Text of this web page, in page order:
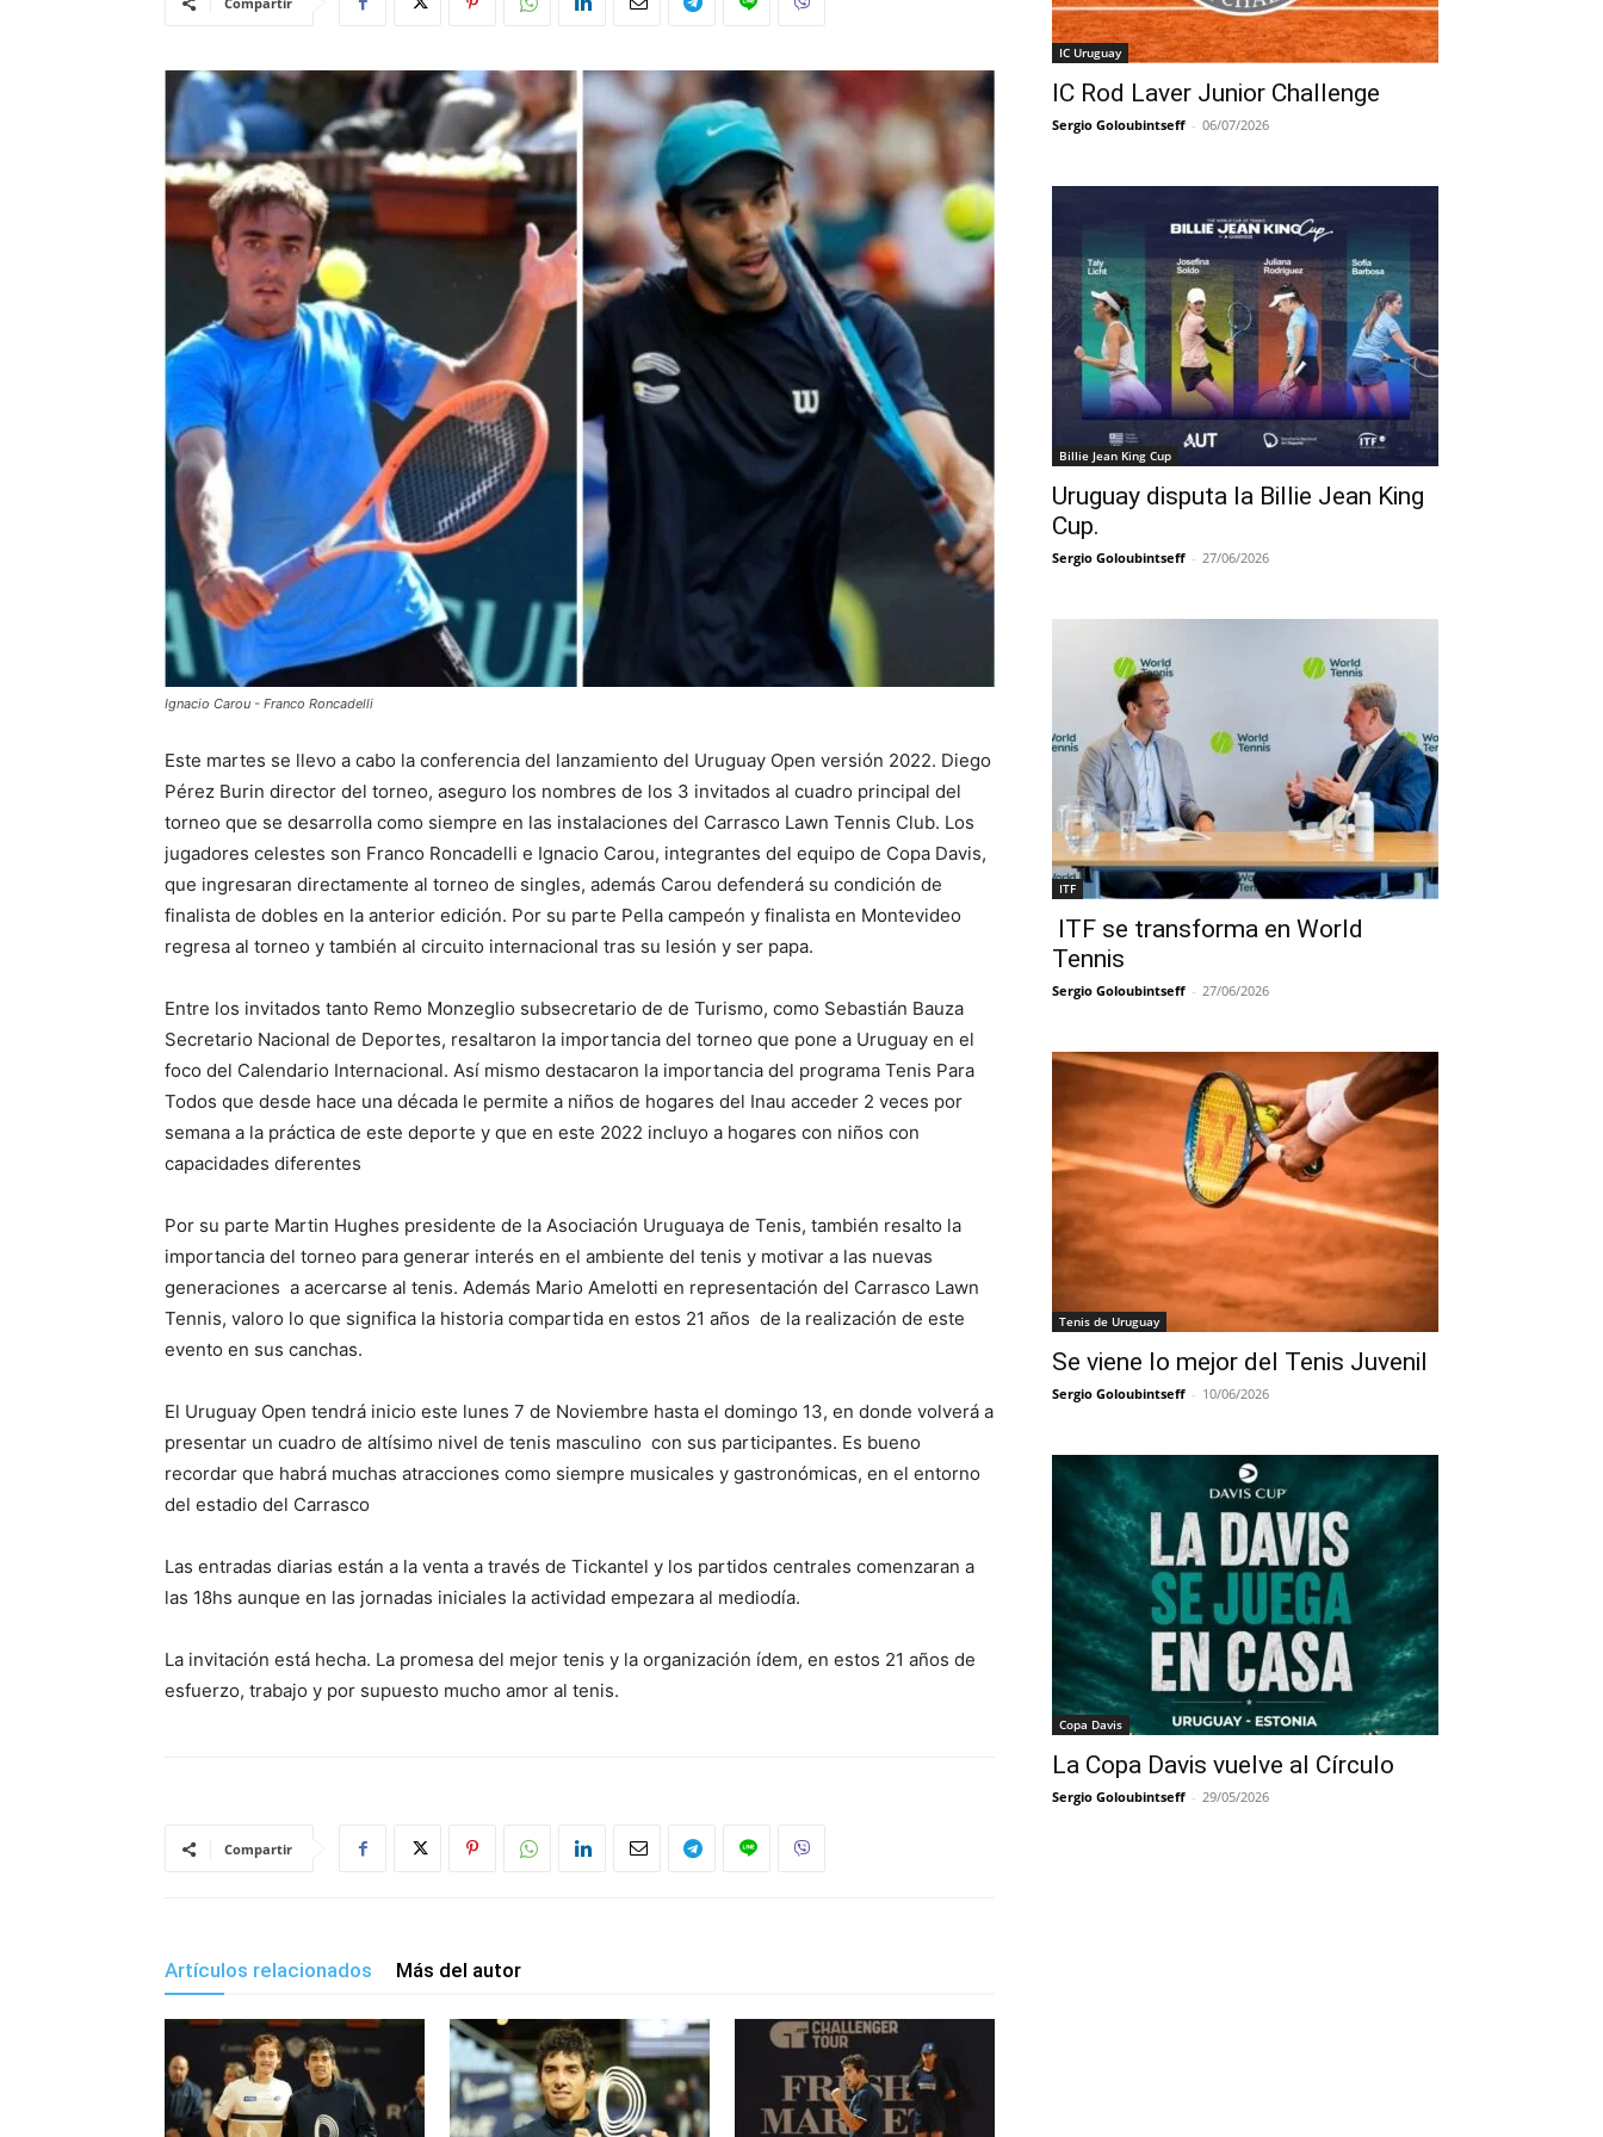
Ignacio Carou - Franco Roncadelli
Este martes se llevo a cabo la conferencia del lanzamiento del Uruguay Open versión 2022. Diego
Pérez Burin director del torneo, aseguro los nombres de los 3 invitados al cuadro principal del
torneo que se desarrolla como siempre en las instalaciones del Carrasco Lawn Tennis Club. Los
jugadores celestes son Franco Roncadelli e Ignacio Carou, integrantes del equipo de Copa Davis,
que ingresaran directamente al torneo de singles, además Carou defenderá su condición de
finalista de dobles en la anterior edición. Por su parte Pella campeón y finalista en Montevideo
regresa al torneo y también al circuito internacional tras su lesión y ser papa.
Entre los invitados tanto Remo Monzeglio subsecretario de de Turismo, como Sebastián Bauza
Secretario Nacional de Deportes, resaltaron la importancia del torneo que pone a Uruguay en el
foco del Calendario Internacional. Así mismo destacaron la importancia del programa Tenis Para
Todos que desde hace una década le permite a niños de hogares del Inau acceder 2 veces por
semana a la práctica de este deporte y que en este 2022 incluyo a hogares con niños con
capacidades diferentes
Por su parte Martin Hughes presidente de la Asociación Uruguaya de Tenis, también resalto la
importancia del torneo para generar interés en el ambiente del tenis y motivar a las nuevas
generaciones a acercarse al tenis. Además Mario Amelotti en representación del Carrasco Lawn
Tennis, valoro lo que significa la historia compartida en estos 21 años de la realización de este
evento en sus canchas.
El Uruguay Open tendrá inicio este lunes 7 de Noviembre hasta el domingo 13, en donde volverá a
presentar un cuadro de altísimo nivel de tenis masculino con sus participantes. Es bueno
recordar que habrá muchas atracciones como siempre musicales y gastronómicas, en el entorno
del estadio del Carrasco
Las entradas diarias están a la venta a través de Tickantel y los partidos centrales comenzaran a
las 18hs aunque en las jornadas iniciales la actividad empezara al mediodía.
La invitación está hecha. La promesa del mejor tenis y la organización ídem, en estos 21 años de
esfuerzo, trabajo y por supuesto mucho amor al tenis.
Compartir
Artículos relacionados Más del autor
IC Uruguay
IC Rod Laver Junior Challenge
Sergio Goloubintseff - 06/07/2026
Billie Jean King Cup
Uruguay disputa la Billie Jean King
Cup.
Sergio Goloubintseff - 27/06/2026
ITF
ITF se transforma en World
Tennis
Sergio Goloubintseff - 27/06/2026
Tenis de Uruguay
Se viene lo mejor del Tenis Juvenil
Sergio Goloubintseff - 10/06/2026
Copa Davis
La Copa Davis vuelve al Círculo
Sergio Goloubintseff - 29/05/2026